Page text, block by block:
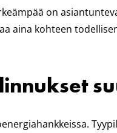
on
aina kohteen